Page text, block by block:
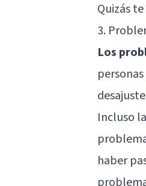
Quizás
3.
Los
Incluso
haber